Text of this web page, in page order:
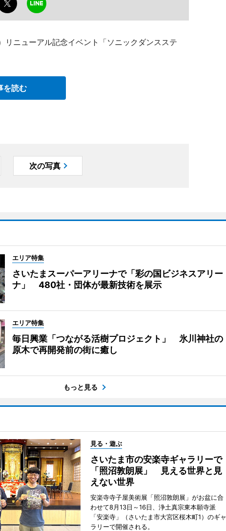
ニューアル記念イベント「ソニックダンスステ
を読む
次の写真
エリア特集
さいたまスーパーアリーナで「彩の国ビジネスアリー
ナ」 480社・団体が最新技術を展示
エリア特集
毎日興業「つながる活樹プロジェクト」 氷川神社の
原木で再開発前の街に癒し
もっと見る
見る・遊ぶ
さいたま市の安楽寺ギャラリーで
「照沼敦朗展」 見える世界と見
えない世界
安楽寺寺子屋美術展「照沼敦朗展」がお盆に合
わせて8月13日～16日、浄土真宗東本願寺派
「安楽寺」（さいたま市大宮区桜木町1）のギャ
ラリーで開催される。